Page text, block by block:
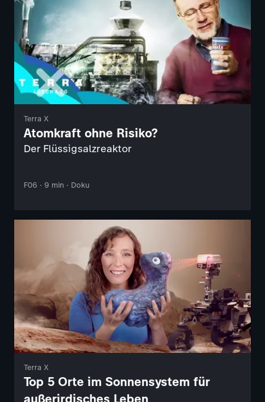
Terra X
Atomkraft ohne Risiko?
Der Flüssigsalzreaktor
F06 · 9 min · Doku
Terra X
Top 5 Orte im Sonnensystem für
außerirdisches Leben